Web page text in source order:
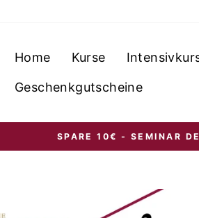
Home Kurse
Geschenkgutscheine
SPARE 10€ - SEMINAR